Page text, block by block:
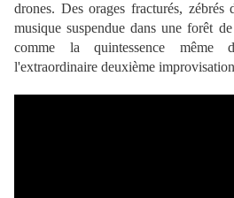
drones. Des orages fracturés, zébrés
musique suspendue dans une forêt
comme la quintessence même
l'extraordinaire deuxième